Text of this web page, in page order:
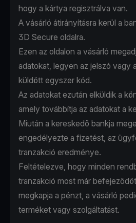
hogy a kártya regisztrálva van.
A vásárló átirányításra kerül a
3D Secure oldalra.
Ezen az oldalon a vásárló
adatokat, legyen az jelszó vagy
küldött egyszer kód.
Az adatokat ezután elküldik a
amely továbbítja az adatokat a
Miután a kereskedő bankja
engedélyezte a fizetést, az
tranzakció eredménye.
Feltételezve, hogy minden
tranzakció most már
megkapja a pénzt, a vásárló
terméket vagy szolgáltatást.